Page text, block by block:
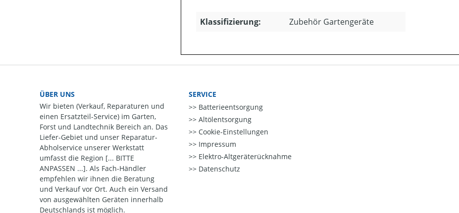
Klassifizierung: Zubehör Gartengeräte
ÜBER UNS
Wir bieten (Verkauf, Reparaturen und
einen Ersatzteil-Service) im Garten,
Forst und Landtechnik Bereich an. Das
Liefer-Gebiet und unser Reparatur-
Abholservice unserer Werkstatt
umfasst die Region [... BITTE
ANPASSEN ...]. Als Fach-Händler
empfehlen wir ihnen die Beratung
und Verkauf vor Ort. Auch ein Versand
von ausgewählten Geräten innerhalb
Deutschlands ist möglich.
SERVICE
Batterieentsorgung
Altölentsorgung
Cookie-Einstellungen
Impressum
Elektro-Altgeräterücknahme
Datenschutz